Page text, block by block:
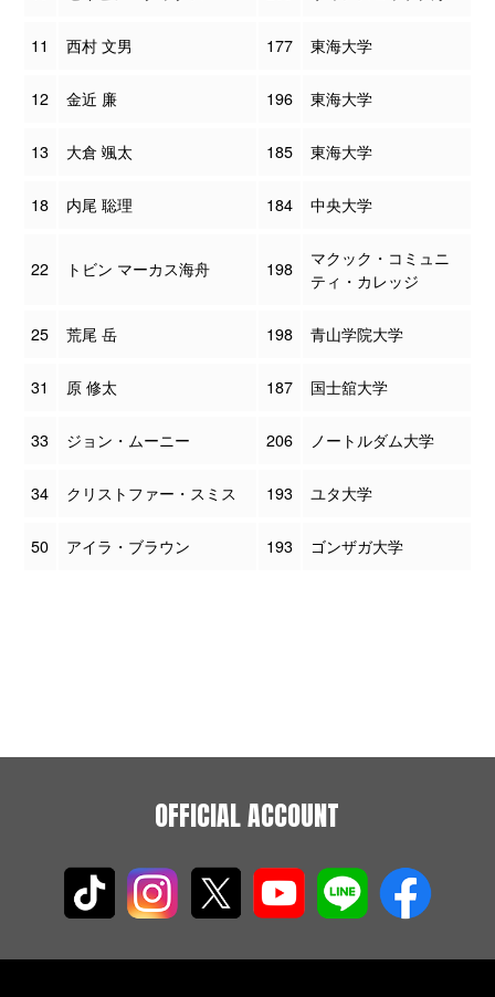
11 西村 文男 177 東海大学
12 金近 廉 196 東海大学
13 大倉 颯太 185 東海大学
18 内尾 聡理 184 中央大学
22 トビン マーカス海舟 198
マクック・コミュニ
ティ・カレッジ
25 荒尾 岳 198 青山学院大学
31 原 修太 187 国士舘大学
33 ジョン・ムーニー 206 ノートルダム大学
34 クリストファー・スミス 193 ユタ大学
50 アイラ・ブラウン 193 ゴンザガ大学
OFFICIAL ACCOUNT